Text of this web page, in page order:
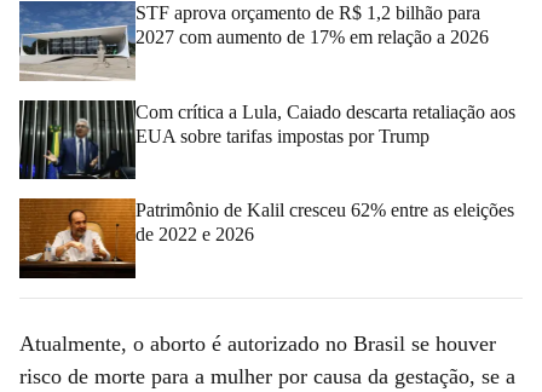
STF aprova orçamento de R$ 1,2 bilhão para
2027 com aumento de 17% em relação a 2026
Com crítica a Lula, Caiado descarta retaliação aos
EUA sobre tarifas impostas por Trump
Patrimônio de Kalil cresceu 62% entre as eleições
de 2022 e 2026
Atualmente, o aborto é autorizado no Brasil se houver
risco de morte para a mulher por causa da gestação, se a